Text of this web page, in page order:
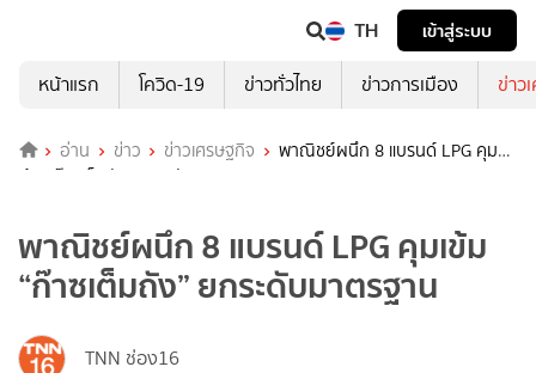
TH
เข้าสู่ระบบ
หน้าแรก
โควิด-19 ข่าวทั่วไทย ข่าวการเมือง ข่าว
อ่าน ข่าว ข่าวเศรษฐกิจ
พาณิชย์ผนึก 8 แบรนด์ LPG คุม
เข้ม “ก๊าซเต็มถัง” ยกระดับมาตรฐาน
พาณิชย์ผนึก 8 แบรนด์ LPG คุมเข้ม
“ก๊าซเต็มถัง” ยกระดับมาตรฐาน
TNN ช่อง16